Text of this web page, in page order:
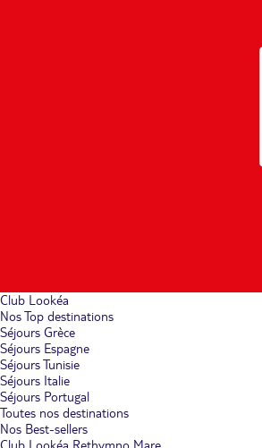
Club Lookéa
Nos Top destinations
Séjours Grèce
Séjours Espagne
Séjours Tunisie
Séjours Italie
Séjours Portugal
Toutes nos destinations
Nos Best-sellers